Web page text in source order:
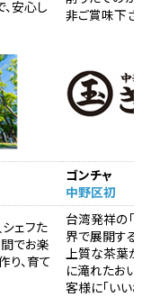
安心し
非ご賞味下さ
ゴンチャ
中野区初
ェフた
でお楽
り、育て
台湾発祥の「
界で展開する
上質な茶葉
に滝れたおい
客様に「いい